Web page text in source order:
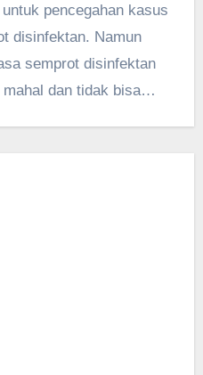
pencegahan kasus
disinfektan. Namun
semprot disinfektan
mahal dan tidak bisa…